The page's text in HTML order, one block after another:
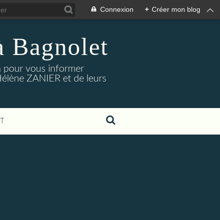
Connexion + Créer mon blog
Bagnolet
pour vous informer
ZANIER et de leurs